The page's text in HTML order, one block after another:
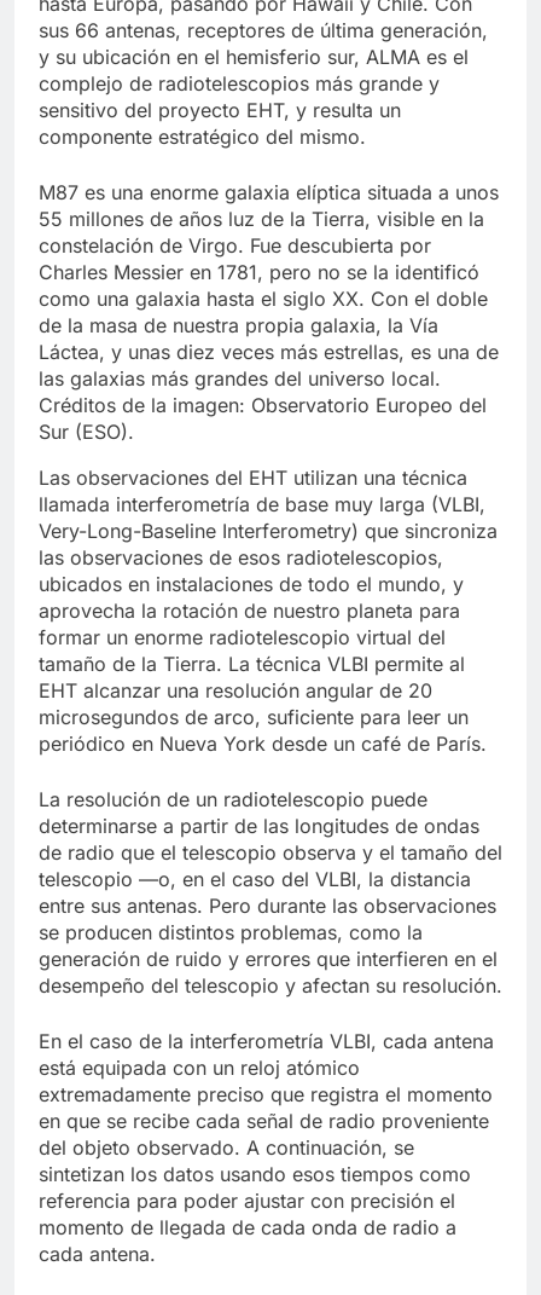
sus 66 antenas, receptores de última generación,
y su ubicación en el hemisferio sur, ALMA es el
complejo de radiotelescopios más grande y
sensitivo del proyecto EHT, y resulta un
componente estratégico del mismo.
M87 es una enorme galaxia elíptica situada a unos
55 millones de años luz de la Tierra, visible en la
constelación de Virgo. Fue descubierta por
Charles Messier en 1781, pero no se la identificó
como una galaxia hasta el siglo XX. Con el doble
de la masa de nuestra propia galaxia, la Vía
Láctea, y unas diez veces más estrellas, es una de
las galaxias más grandes del universo local.
Créditos de la imagen: Observatorio Europeo del
Sur (ESO).
Las observaciones del EHT utilizan una técnica
llamada interferometría de base muy larga (VLBI,
Very-Long-Baseline Interferometry) que sincroniza
las observaciones de esos radiotelescopios,
ubicados en instalaciones de todo el mundo, y
aprovecha la rotación de nuestro planeta para
formar un enorme radiotelescopio virtual del
tamaño de la Tierra. La técnica VLBI permite al
EHT alcanzar una resolución angular de 20
microsegundos de arco, suficiente para leer un
periódico en Nueva York desde un café de París.
La resolución de un radiotelescopio puede
determinarse a partir de las longitudes de ondas
de radio que el telescopio observa y el tamaño del
telescopio —o, en el caso del VLBI, la distancia
entre sus antenas. Pero durante las observaciones
se producen distintos problemas, como la
generación de ruido y errores que interfieren en el
desempeño del telescopio y afectan su resolución.
En el caso de la interferometría VLBI, cada antena
está equipada con un reloj atómico
extremadamente preciso que registra el momento
en que se recibe cada señal de radio proveniente
del objeto observado. A continuación, se
sintetizan los datos usando esos tiempos como
referencia para poder ajustar con precisión el
momento de llegada de cada onda de radio a
cada antena.